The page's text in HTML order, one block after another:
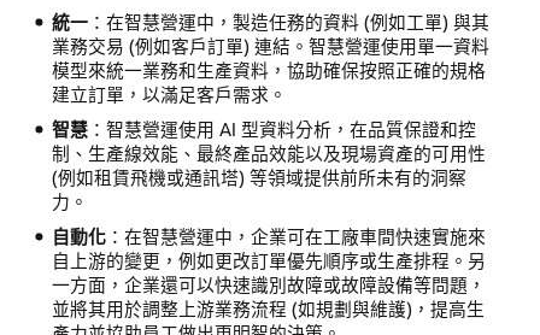
統一：在智慧營運中，製造任務的資料 (例如工單) 與其
業務交易 (例如客戶訂單) 連結。智慧營運使用單一資料
模型來統一業務和生產資料，協助確保按照正確的規格
建立訂單，以滿足客戶需求。
智慧：智慧營運使用 AI 型資料分析，在品質保證和控
制、生產線效能、最終產品效能以及現場資產的可用性
(例如租賃飛機或通訊塔) 等領域提供前所未有的洞察
力。
自動化：在智慧營運中，企業可在工廠車間快速實施來
自上游的變更，例如更改訂單優先順序或生產排程。另
一方面，企業還可以快速識別故障或故障設備等問題，
並將其用於調整上游業務流程 (如規劃與維護)，提高生